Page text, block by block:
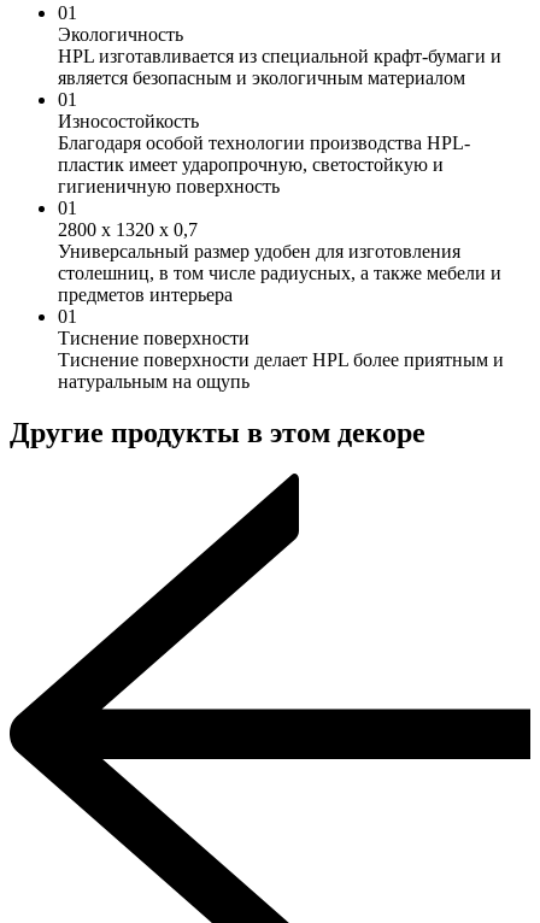
01
Экологичность
HPL изготавливается из специальной крафт-бумаги и
является безопасным и экологичным материалом
01
Износостойкость
Благодаря особой технологии производства HPL-
пластик имеет ударопрочную, светостойкую и
гигиеничную поверхность
01
2800 х 1320 х 0,7
Универсальный размер удобен для изготовления
столешниц, в том числе радиусных, а также мебели и
предметов интерьера
01
Тиснение поверхности
Тиснение поверхности делает HPL более приятным и
натуральным на ощупь
Другие продукты в этом декоре